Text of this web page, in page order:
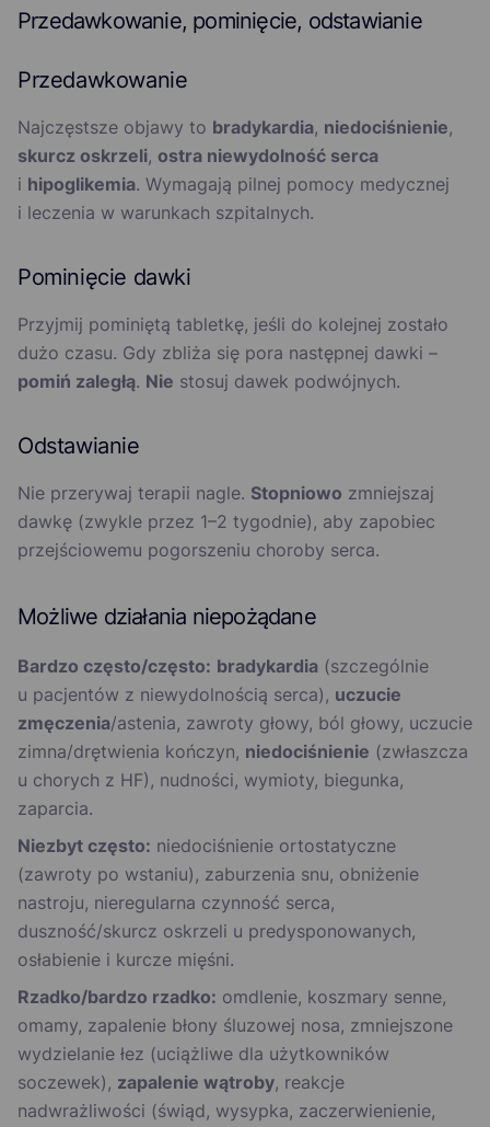
Przedawkowanie, pominięcie, odstawianie
Przedawkowanie
Najczęstsze objawy to bradykardia, niedociśnienie,
skurcz oskrzeli, ostra niewydolność serca
i hipoglikemia. Wymagają pilnej pomocy medycznej
i leczenia w warunkach szpitalnych.
Pominięcie dawki
Przyjmij pominiętą tabletkę, jeśli do kolejnej zostało
dużo czasu. Gdy zbliża się pora następnej dawki –
pomiń zaległą. Nie stosuj dawek podwójnych.
Odstawianie
Nie przerywaj terapii nagle. Stopniowo zmniejszaj
dawkę (zwykle przez 1–2 tygodnie), aby zapobiec
przejściowemu pogorszeniu choroby serca.
Możliwe działania niepożądane
Bardzo często/często: bradykardia (szczególnie
u pacjentów z niewydolnością serca), uczucie
zmęczenia/astenia, zawroty głowy, ból głowy, uczucie
zimna/drętwienia kończyn, niedociśnienie (zwłaszcza
u chorych z HF), nudności, wymioty, biegunka,
zaparcia.
Niezbyt często: niedociśnienie ortostatyczne
(zawroty po wstaniu), zaburzenia snu, obniżenie
nastroju, nieregularna czynność serca,
duszność/skurcz oskrzeli u predysponowanych,
osłabienie i kurcze mięśni.
Rzadko/bardzo rzadko: omdlenie, koszmary senne,
omamy, zapalenie błony śluzowej nosa, zmniejszone
wydzielanie łez (uciążliwe dla użytkowników
soczewek), zapalenie wątroby, reakcje
nadwrażliwości (świąd, wysypka, zaczerwienienie,